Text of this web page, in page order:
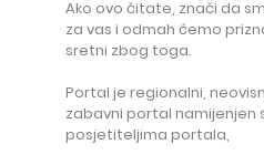
Ako ovo čitate, znači da
za vas i odmah ćemo
sretni zbog toga.
Portal je regionalni,
zabavni portal namijenjen
posjetiteljima portala,